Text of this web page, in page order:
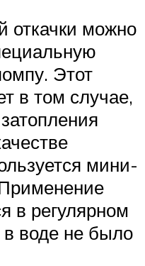
откачки можно
Этот
в том случае,
мини-
в регулярном
в воде не было